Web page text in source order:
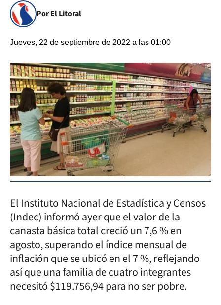
Por El Litoral
Jueves, 22 de septiembre de 2022 a las 01:00
El Instituto Nacional de Estadística y Censos
(Indec) informó ayer que el valor de la
canasta básica total creció un 7,6 % en
agosto, superando el índice mensual de
inflación que se ubicó en el 7 %, reflejando
así que una familia de cuatro integrantes
necesitó $119.756,94 para no ser pobre.